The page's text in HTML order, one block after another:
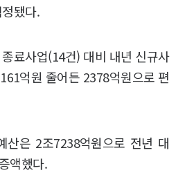
됐다.
료사업(14건) 대비 내년 신규사
억원 줄어든 2378억원으로 편
산은 2조7238억원으로 전년 대
액했다.